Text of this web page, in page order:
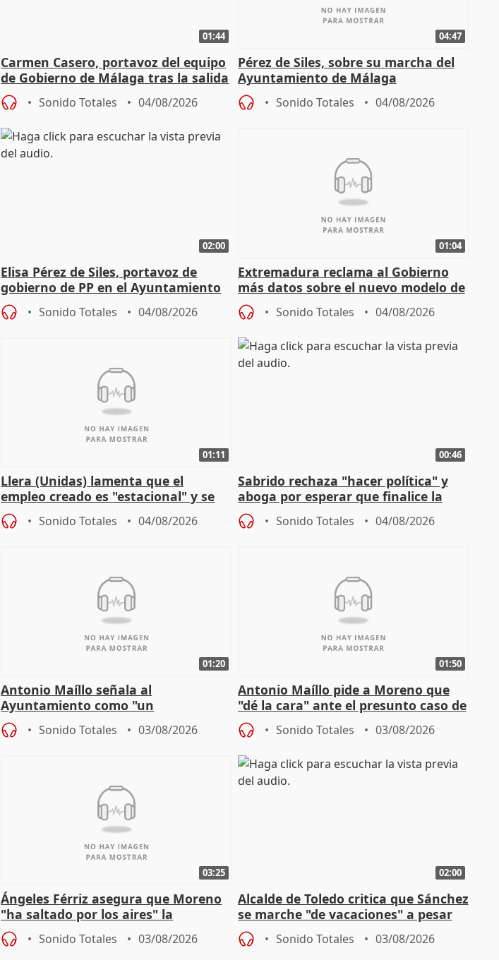
01:44
Carmen Casero, portavoz del equipo
de Gobierno de Málaga tras la salida
de Pérez de Siles
Sonido Totales 04/08/2026
04:47
Pérez de Siles, sobre su marcha del
Ayuntamiento de Málaga
Sonido Totales 04/08/2026
02:00
Elisa Pérez de Siles, portavoz de
gobierno de PP en el Ayuntamiento
de Málaga, deja la política
Sonido Totales 04/08/2026
01:04
Extremadura reclama al Gobierno
más datos sobre el nuevo modelo de
financiación
Sonido Totales 04/08/2026
01:11
Llera (Unidas) lamenta que el
empleo creado es "estacional" y se
"esfumará" al acabar el verano
Sonido Totales 04/08/2026
00:46
Sabrido rechaza "hacer política" y
aboga por esperar que finalice la
investigación del incendio
Sonido Totales 04/08/2026
01:20
Antonio Maíllo señala al
Ayuntamiento como "un
especulador más" sobre viviendas de
Jiménez Becerril
Sonido Totales 03/08/2026
01:50
Antonio Maíllo pide a Moreno que
"dé la cara" ante el presunto caso de
acoso del CEO de ADM
Sonido Totales 03/08/2026
03:25
Ángeles Férriz asegura que Moreno
"ha saltado por los aires" la
negociación tras acuerdo con SMA
Sonido Totales 03/08/2026
02:00
Alcalde de Toledo critica que Sánchez
se marche "de vacaciones" a pesar
de la crisis migratoria
Sonido Totales 03/08/2026